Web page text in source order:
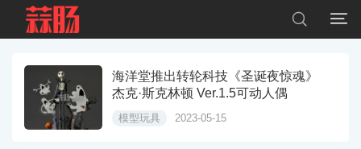


海洋堂推出转轮科技《圣诞夜惊魂》
杰克·斯克林顿 Ver.1.5可动人偶
模型玩具 2023-05-15